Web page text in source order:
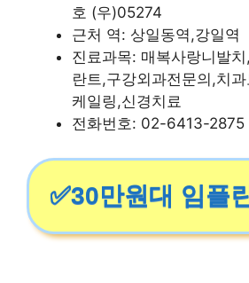
호 (우)05274
근처 역: 상일동역,강일역
진료과목: 매복사랑니발
란트,구강외과전문의,치
케일링,신경치료
전화번호: 02-6413-2875
✅30만원대 임플